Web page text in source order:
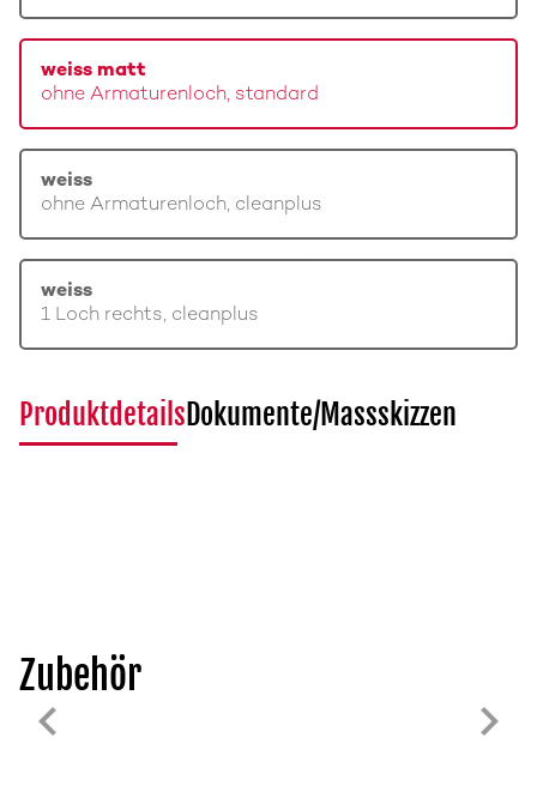
weiss matt
ohne Armaturenloch, standard
weiss
ohne Armaturenloch, cleanplus
weiss
1 Loch rechts, cleanplus
ProduktdetailsDokumente/Massskizzen
Zubehör